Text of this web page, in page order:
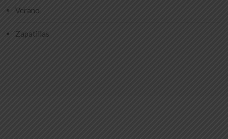
Verano
Zapatillas